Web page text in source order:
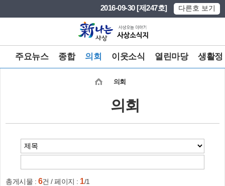
2016-09-30 [제247호] 다른호 보기
주요뉴스 종합 의회 이웃소식 열린마당 생활정
의회
의회
총게시물 : 6건 / 페이지 : 1/1